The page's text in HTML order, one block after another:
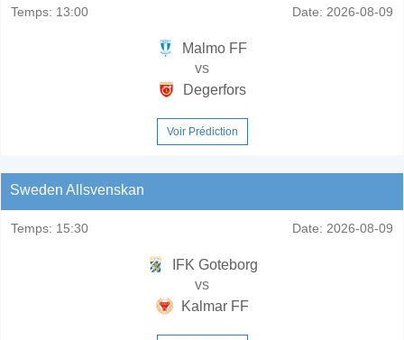
Temps: 13:00 Date: 2026-08-09
Malmo FF
vs
Degerfors
Voir Prédiction
Sweden Allsvenskan
Temps: 15:30 Date: 2026-08-09
IFK Goteborg
vs
Kalmar FF